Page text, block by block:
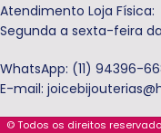
Atendimento Loja Física:
Segunda a sexta-feira
WhatsApp: (11) 94396-
E-mail:
© Todos os direitos reservados a